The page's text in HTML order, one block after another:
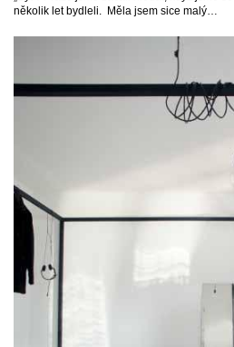
několik let bydleli. Měla jsem sice malý…